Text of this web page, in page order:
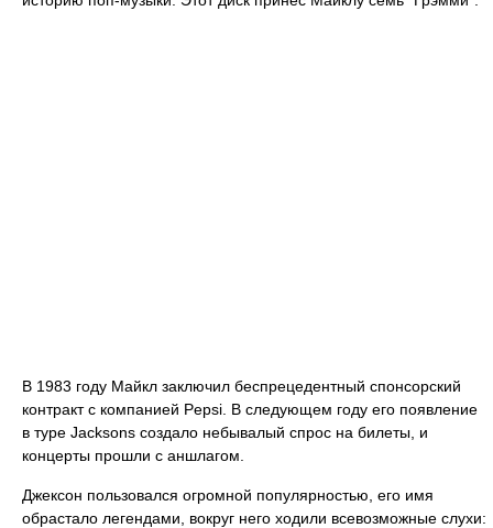
В 1983 году Майкл заключил беспрецедентный спонсорский
контракт с компанией Pepsi. В следующем году его появление
в туре Jacksons создало небывалый спрос на билеты, и
концерты прошли с аншлагом.
Джексон пользовался огромной популярностью, его имя
обрастало легендами, вокруг него ходили всевозможные слухи: